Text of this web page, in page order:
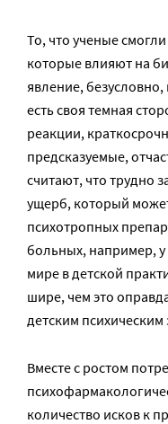
То, что ученые
которые влияют на
явление,
есть своя темная
реакции,
предсказуемые,
считают, что трудно
ущерб, который
психотропных
больных, например, у
мире в детской
шире, чем это
детским
Вместе с ростом
количество исков к